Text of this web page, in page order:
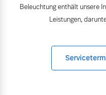
Sofort verfügbare
Beleuchtung enthält unsere
Leistungen,